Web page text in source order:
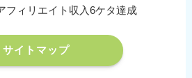
フィリエイト収入6ケタ達成
サイトマップ